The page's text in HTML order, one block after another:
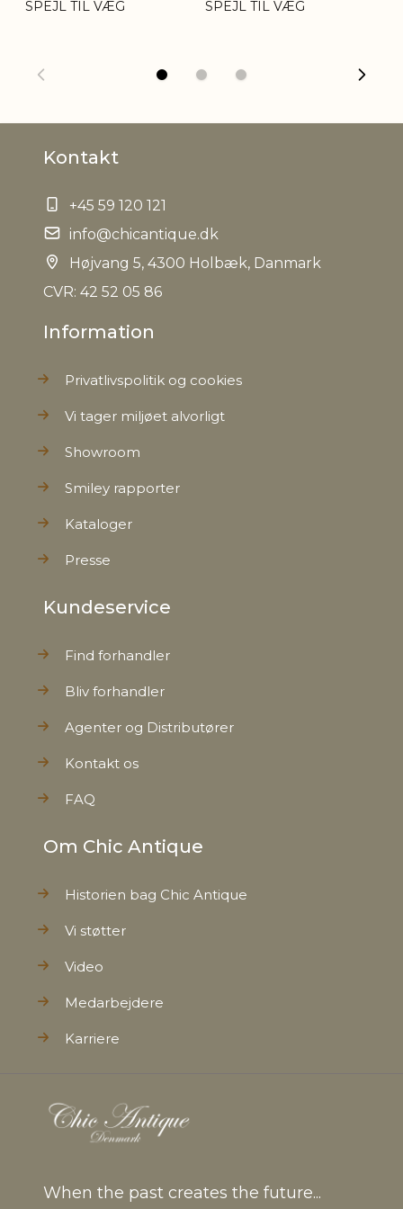
SPEJL TIL VÆG SPEJL TIL VÆG
Kontakt
+45 59 120 121
info@chicantique.dk
Højvang 5, 4300 Holbæk, Danmark
CVR: 42 52 05 86
Information
Privatlivspolitik og cookies
Vi tager miljøet alvorligt
Showroom
Smiley rapporter
Kataloger
Presse
Kundeservice
Find forhandler
Bliv forhandler
Agenter og Distributører
Kontakt os
FAQ
Om Chic Antique
Historien bag Chic Antique
Vi støtter
Video
Medarbejdere
Karriere
When the past creates the future...